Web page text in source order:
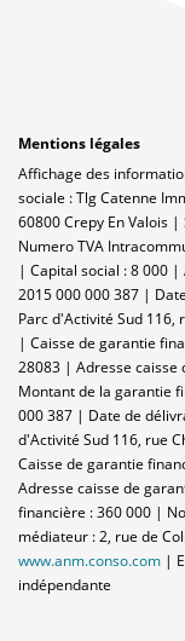
Mentions légales
Affichage des
sociale : Tlg Catenne
60800 Crepy En Valois |
Numero TVA
| Capital social : 8 000 |
2015 000 000 387 |
Parc d'Activité Sud 116,
| Caisse de garantie
28083 | Adresse caisse
Montant de la garantie
000 387 | Date de
d'Activité Sud 116, rue
Caisse de garantie
Adresse caisse de
financière : 360 000 |
médiateur : 2, rue de
www.anm.conso.com |
indépendante